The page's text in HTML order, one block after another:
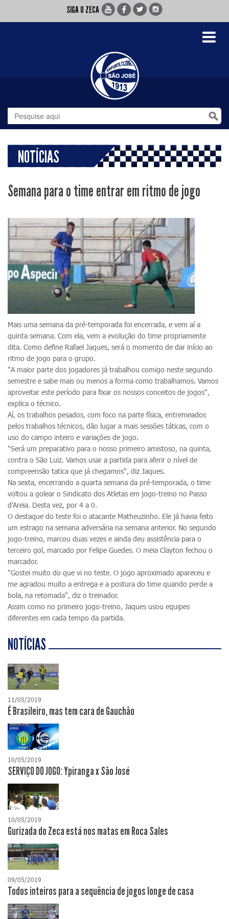
SIGA O ZECA
Toggle
NOTÍCIAS
Semana para o time entrar em ritmo de jogo
Mais uma semana da pré-temporada foi encerrada, e vem aí a
quinta semana. Com ela, vem a evolução do time propriamente
dita. Como define Rafael Jaques, será o momento de dar início ao
ritmo de jogo para o grupo.
"A maior parte dos jogadores já trabalhou comigo neste segundo
semestre e sabe mais ou menos a forma como trabalhamos. Vamos
aproveitar este período para fixar os nossos conceitos de jogos",
explica o técnico.
Aí, os trabalhos pesados, com foco na parte física, entremeados
pelos trabalhos técnicos, dão lugar a mais sessões táticas, com o
uso do campo inteiro e variações de jogo.
"Será um preparativo para o nosso primeiro amistoso, na quinta,
contra o São Luiz. Vamos usar a partida para aferir o nível de
compreensão tatica que já chegamos", diz Jaques.
Na sexta, encerrando a quarta semana da pré-temporada, o time
voltou a golear o Sindicato dos Atletas em jogo-treino no Passo
d'Areia. Desta vez, por 4 a 0.
O destaque do teste foi o atacante Matheuzinho. Ele já havia feito
um estrago na semana adversária na semana anterior. No segundo
jogo-treino, marcou duas vezes e ainda deu assistência para o
terceiro gol, marcado por Felipe Guedes. O meia Clayton fechou o
marcador.
"Gostei muito do que vi no teste. O jogo aproximado apareceu e
me agradou muito a entrega e a postura do time quando perde a
bola, na retomada", diz o treinador.
Assim como no primeiro jogo-treino, Jaques usou equipes
diferentes em cada tempo da partida.
NOTÍCIAS
11/05/2019
É Brasileiro, mas tem cara de Gauchão
10/05/2019
SERVIÇO DO JOGO: Ypiranga x São José
10/05/2019
Gurizada do Zeca está nos matas em Roca Sales
09/05/2019
Todos inteiros para a sequência de jogos longe de casa